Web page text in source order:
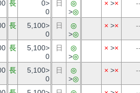
長
0>
0
日
◎
>◎
× >×
長
5,100>
0
日
◎
>◎
× >×
長
5,100>
0
日
◎
>◎
× >×
長
5,100>
0
日
◎
>◎
× >×